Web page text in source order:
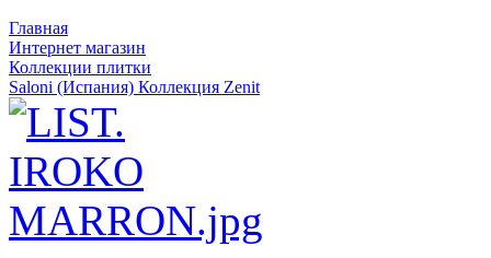
Главная
Интернет магазин
Коллекции плитки
Saloni (Испания) Коллекция Zenit